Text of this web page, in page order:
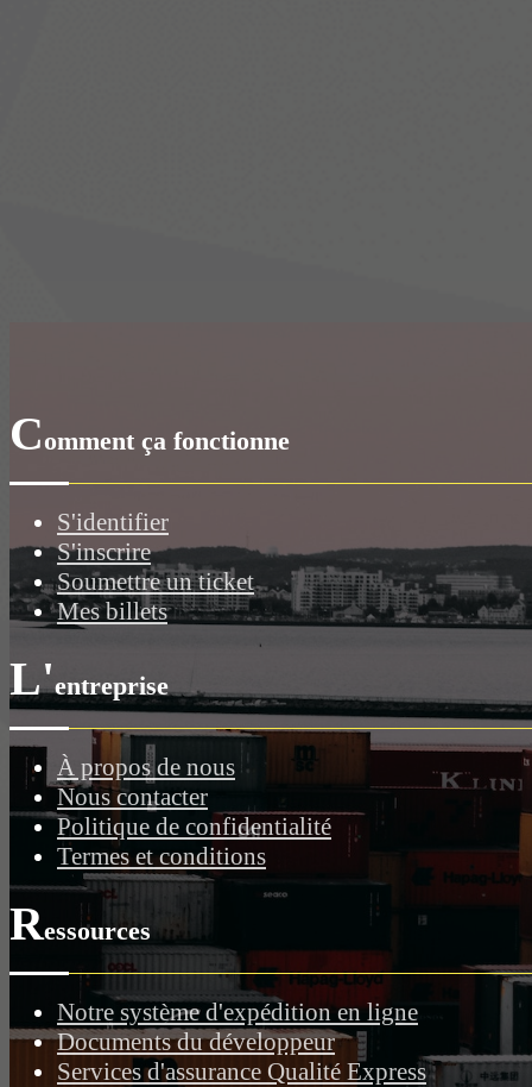
Comment ça fonctionne
S'identifier
S'inscrire
Soumettre un ticket
Mes billets
L'entreprise
À propos de nous
Nous contacter
Politique de confidentialité
Termes et conditions
Ressources
Notre système d'expédition en ligne
Documents du développeur
Services d'assurance Qualité Express